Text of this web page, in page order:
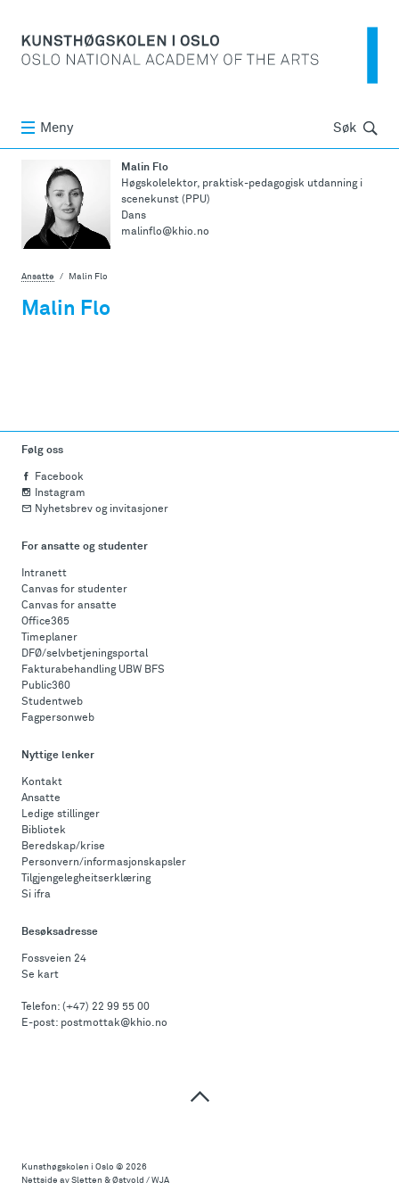
Meny Søk Søk
Malin Flo
Høgskolelektor, praktisk-pedagogisk utdanning i
scenekunst (PPU)
Dans
malinflo@khio.no
Ansatte Malin Flo
Malin Flo
Følg oss
Facebook
Instagram
Nyhetsbrev og invitasjoner
For ansatte og studenter
Intranett
Canvas for studenter
Canvas for ansatte
Office365
Timeplaner
DFØ/selvbetjeningsportal
Fakturabehandling UBW BFS
Public360
Studentweb
Fagpersonweb
Nyttige lenker
Kontakt
Ansatte
Ledige stillinger
Bibliotek
Beredskap/krise
Personvern/informasjonskapsler
Tilgjengelegheitserklæring
Si ifra
Besøksadresse
Fossveien 24
Se kart
Telefon: (+47) 22 99 55 00
E-post: postmottak@khio.no
Kunsthøgskolen i Oslo © 2026
Nettside av Sletten & Østvold / WJA